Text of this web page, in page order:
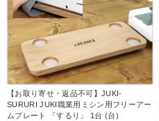
【お取り寄せ・返品不可】JUKI-
SURURI JUKI職業用ミシン用フリーアー
ムプレート 「するり」 1台 (台)